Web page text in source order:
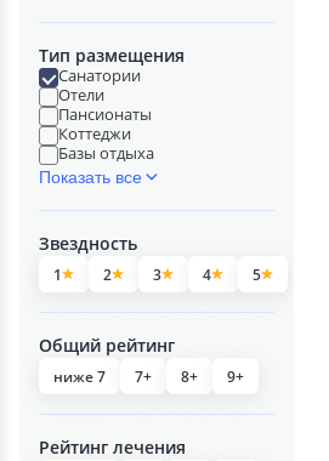
Тип размещения
Санатории
Отели
Пансионаты
Коттеджи
Базы отдыха
Показать все
Звездность
1 2 3 4 5
Общий рейтинг
ниже 7 7+ 8+ 9+
Рейтинг лечения